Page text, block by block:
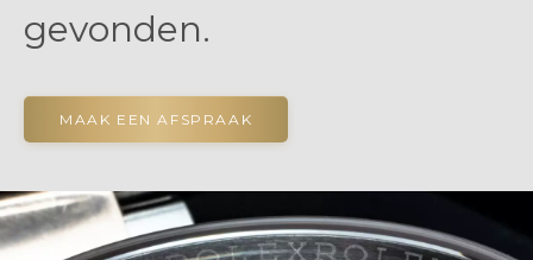
gevonden.
MAAK EEN AFSPRAAK